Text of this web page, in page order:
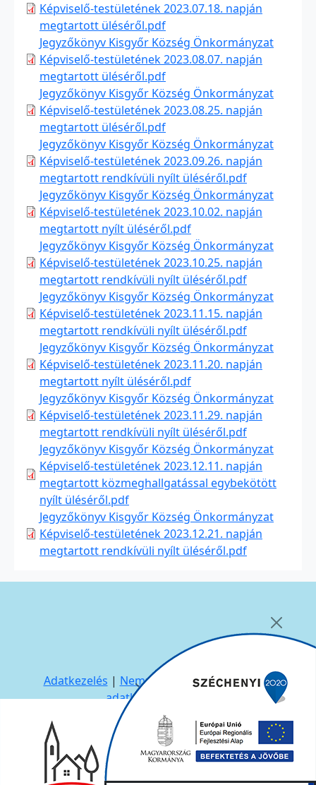
Képviselő-testületének 2023.07.18. napján
megtartott üléséről.pdf
Jegyzőkönyv Kisgyőr Község Önkormányzat
Képviselő-testületének 2023.08.07. napján
megtartott üléséről.pdf
Jegyzőkönyv Kisgyőr Község Önkormányzat
Képviselő-testületének 2023.08.25. napján
megtartott üléséről.pdf
Jegyzőkönyv Kisgyőr Község Önkormányzat
Képviselő-testületének 2023.09.26. napján
megtartott rendkívüli nyílt üléséről.pdf
Jegyzőkönyv Kisgyőr Község Önkormányzat
Képviselő-testületének 2023.10.02. napján
megtartott nyílt üléséről.pdf
Jegyzőkönyv Kisgyőr Község Önkormányzat
Képviselő-testületének 2023.10.25. napján
megtartott rendkívüli nyílt üléséről.pdf
Jegyzőkönyv Kisgyőr Község Önkormányzat
Képviselő-testületének 2023.11.15. napján
megtartott rendkívüli nyílt üléséről.pdf
Jegyzőkönyv Kisgyőr Község Önkormányzat
Képviselő-testületének 2023.11.20. napján
megtartott nyílt üléséről.pdf
Jegyzőkönyv Kisgyőr Község Önkormányzat
Képviselő-testületének 2023.11.29. napján
megtartott rendkívüli nyílt üléséről.pdf
Jegyzőkönyv Kisgyőr Község Önkormányzat
Képviselő-testületének 2023.12.11. napján
megtartott közmeghallgatással egybekötött
nyílt üléséről.pdf
Jegyzőkönyv Kisgyőr Község Önkormányzat
Képviselő-testületének 2023.12.21. napján
megtartott rendkívüli nyílt üléséről.pdf
Adatkezelés | Nemzetiségi Önkormányzat-
adatkezelés
Kisgyőri Közös Önkormányzati Hivatal| Fejlesztő: